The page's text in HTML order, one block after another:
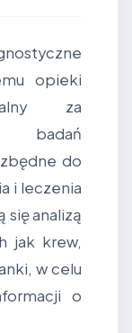
opieki
za
do
i leczenia
się analizą
jak krew,
w celu
o